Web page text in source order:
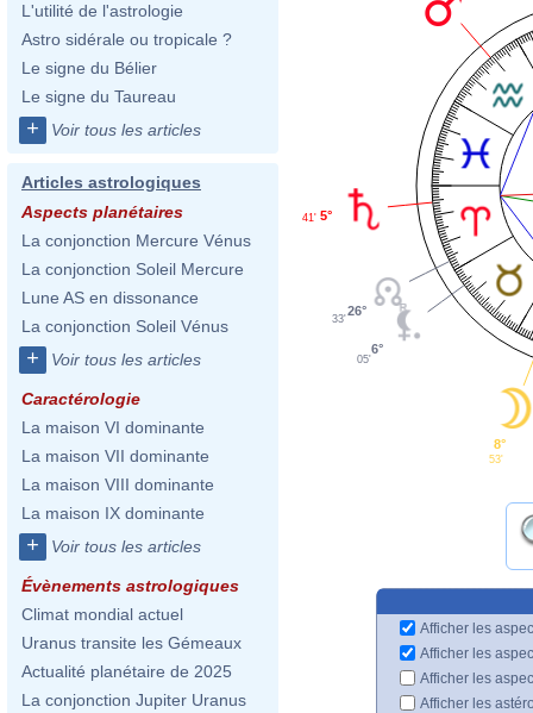
L'utilité de l'astrologie
Astro sidérale ou tropicale ?
Le signe du Bélier
Le signe du Taureau
+ Voir tous les articles
Articles astrologiques
Aspects planétaires
La conjonction Mercure Vénus
La conjonction Soleil Mercure
Lune AS en dissonance
La conjonction Soleil Vénus
+ Voir tous les articles
Caractérologie
La maison VI dominante
La maison VII dominante
La maison VIII dominante
La maison IX dominante
+ Voir tous les articles
Évènements astrologiques
Climat mondial actuel
Uranus transite les Gémeaux
Actualité planétaire de 2025
La conjonction Jupiter Uranus
5°
41'
26°
33'
6°
05'
8°
53'
Afficher les
Afficher les
Afficher les
Afficher les